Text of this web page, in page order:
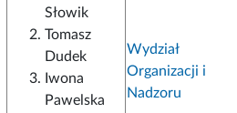
Słowik
Tomasz
Dudek
Iwona
Pawelska
Wydział
Organizacji i
Nadzoru